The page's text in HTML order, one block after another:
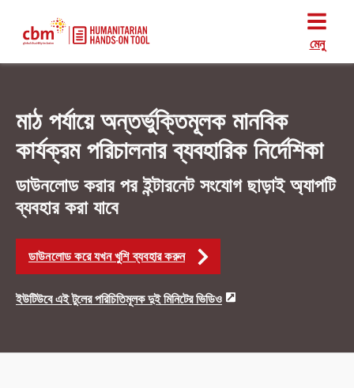
মেনু
মাঠ পর্যায়ে অন্তর্ভুক্তিমূলক মানবিক
কার্যক্রম পরিচালনার ব্যবহারিক নির্দেশিকা
ডাউনলোড করার পর ইন্টারনেট সংযোগ ছাড়াই অ্যাপটি
ব্যবহার করা যাবে
ডাউনলোড করে যখন খুশি ব্যবহার করুন
ইউটিউবে এই টুলের পরিচিতিমূলক দুই মিনিটের ভিডিও